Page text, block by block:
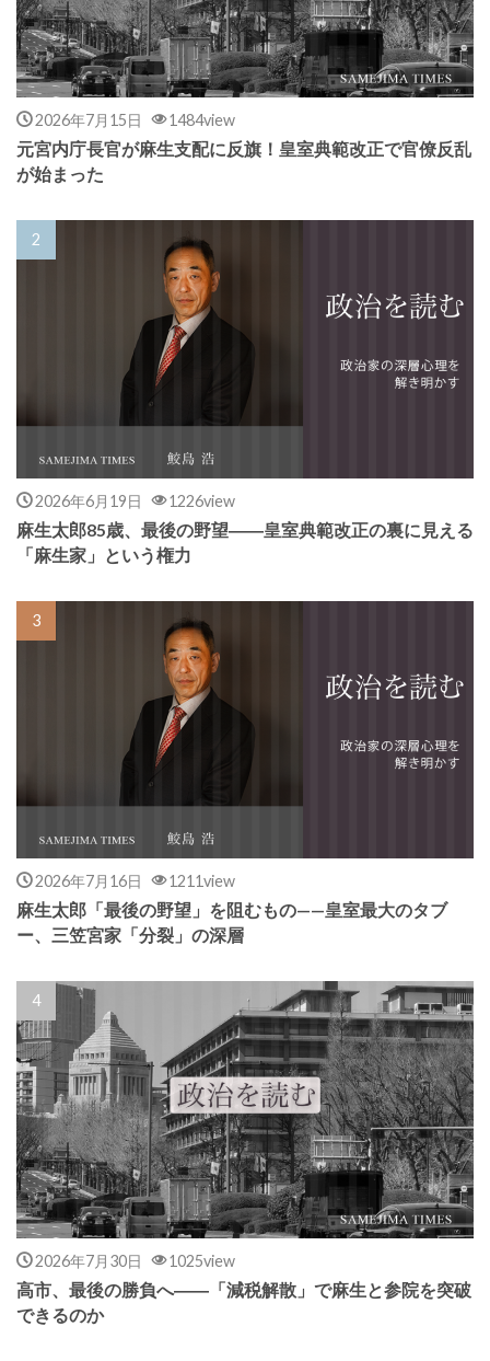
2026年7月15日 1484view
元宮内庁長官が麻生支配に反旗！皇室典範改正で官僚反乱
が始まった
2026年6月19日 1226view
麻生太郎85歳、最後の野望――皇室典範改正の裏に見える
「麻生家」という権力
2026年7月16日 1211view
麻生太郎「最後の野望」を阻むもの——皇室最大のタブ
ー、三笠宮家「分裂」の深層
2026年7月30日 1025view
高市、最後の勝負へ――「減税解散」で麻生と参院を突破
できるのか